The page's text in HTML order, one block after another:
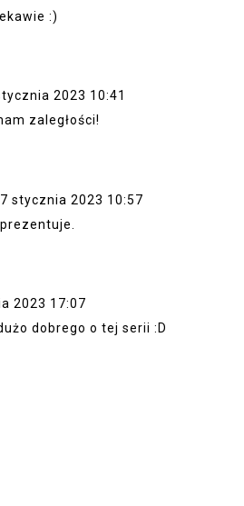
:)
2023 10:41
zaległości!
7 stycznia 2023 10:57
2023 17:07
dobrego o tej serii :D